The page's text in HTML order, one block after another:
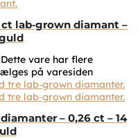
lab‑grown diamant –
Dette vare har flere
på varesiden
– 0,26 ct – 14